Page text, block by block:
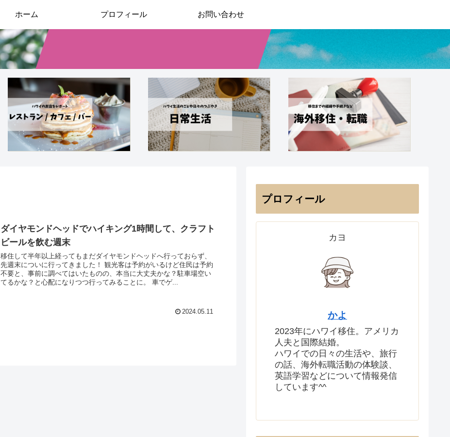
ホーム プロフィール お問い合わせ
ダイヤモンドヘッドでハイキング1時間して、クラフト
ビールを飲む週末
移住して半年以上経ってもまだダイヤモンドヘッドへ行っておらず、
先週末についに行ってきました！ 観光客は予約がいるけど住民は予約
不要と、事前に調べてはいたものの、本当に大丈夫かな？駐車場空い
てるかな？と心配になりつつ行ってみることに。 車でゲ...
2024.05.11
プロフィール
カヨ
かよ
2023年にハワイ移住。アメリカ
人夫と国際結婚。
ハワイでの日々の生活や、旅行
の話、海外転職活動の体験談、
英語学習などについて情報発信
しています^^